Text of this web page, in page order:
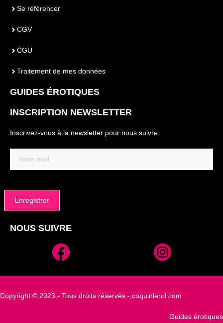
Se référencer
CGV
CGU
Traitement de mes données
GUIDES ÉROTIQUES
INSCRIPTION NEWSLETTER
Inscrivez-vous à la newsletter pour nous suivre.
Alternative:
NOUS SUIVRE
Copyright © 2023 - Tous droits réservés - coquinland.com
Guides érotiques